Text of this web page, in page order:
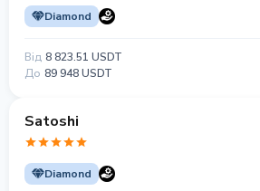
Diamond
Від 8 823.51 USDT
До 89 948 USDT
Satoshi
Diamond